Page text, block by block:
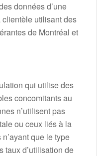
données d’une
utilisant des
de Montréal et
qui utilise des
concomitants au
n’utilisent pas
ou ceux liés à la
que le type
taux d’utilisation de